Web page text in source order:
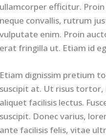
ullamcorper efficitur.
neque convallis, rutrum
vulputate enim. Proin
erat fringilla ut. Etiam id
Etiam dignissim pretium
suscipit at. Ut risus tortor,
aliquet facilisis lectus.
suscipit. Donec varius,
ante facilisis felis, vitae